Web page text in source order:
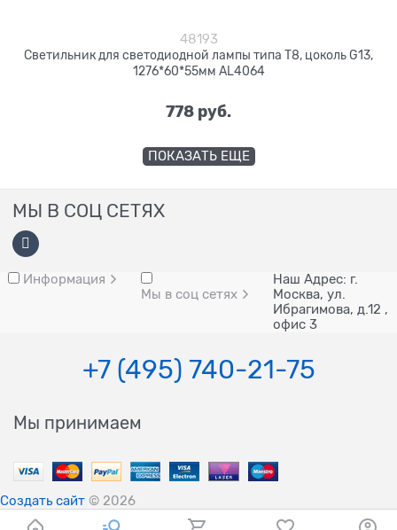
48193
Светильник для светодиодной лампы типа Т8, цоколь G13,
1276*60*55мм AL4064
778 руб.
ПОКАЗАТЬ ЕЩЕ
МЫ В СОЦ СЕТЯХ
Информация
Мы в соц сетях
Наш Адрес: г.
Москва, ул.
Ибрагимова, д.12 ,
офис 3
+7 (495) 740-21-75
Мы принимаем
Создать сайт © 2026